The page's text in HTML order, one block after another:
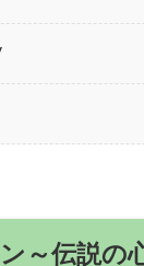
～伝説の